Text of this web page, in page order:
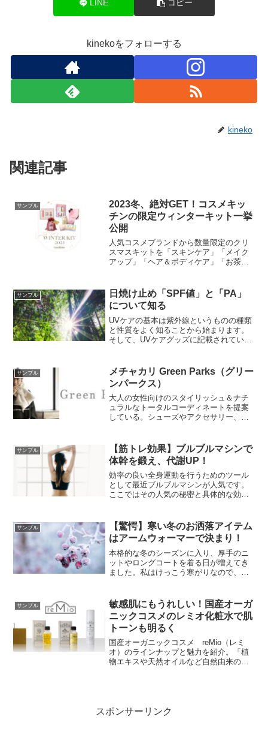
LINE コピー
kinekoをフォローする
kineko
関連記事
サンプル
2023冬、絶対GET！コスメキッ
チンの限定ウィンターキット一挙
公開
人気コスメブランドから数量限定のクリ
スマスキットを「スキンケア」「メイク
アップ」「ヘア＆ボディケア」「お茶＆
サンプル
日焼け止め「SPF値」と「PA」
について知る
UVケアの基本は紫外線というものの種類
と性質をよく知ることから始まります。
そして、UVケアグッズに記載されている
ア化粧品を選ぶことをオススメします。
サンプル
メチャカリ Green Parks（グリー
ンパークス）
大人の女性向けのスタイリッシュ＆ナチ
ュラルなトータルコーディネートを提案
している。シューズやアクセサリー、バ
れたアイテムはお洒落。
サンプル
【筋トレ効果】ブルブルマシンで
体幹を鍛え、代謝UP！
効率の良い全身運動を行うためのツール
として最近ブルブルマシンが人気です。
ここではその人気の秘密と具体的な効果
ポーションを目指しましょう！
サンプル
【驚愕】寒い冬のお洒落アイテム
はアームウォーマーで決まり！
本格的な冬のシーズンに入り、厚手のニ
ットやロングコートを着る日が増えてき
ました。私はけっこう寒がりなので、マ
延長線上で語るとあんまりオシャレ度高
くないですよね。そんなことを考えなが
らインスタグラムを見ていたら偶然見つ
けちゃいました！
サンプル
敏感肌にもうれしい！国産オーガ
ニックコスメのレミオ化粧水で肌
トーンも明るく
国産オーガニックコスメ reMio（レミ
オ）のラインナップと魅力を紹介。「植
物エキスや天然オイルなど自然由来の成
スポンサーリンク